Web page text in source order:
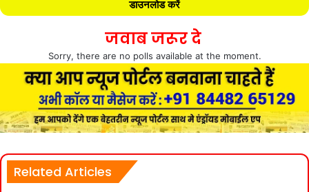
डाउनलोड करें
जवाब जरूर दे
Sorry, there are no polls available at the moment.
Related Articles